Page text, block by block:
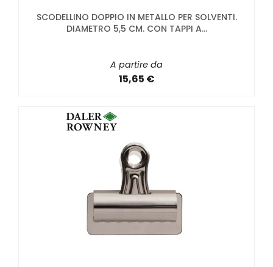
SCODELLINO DOPPIO IN METALLO PER SOLVENTI.
DIAMETRO 5,5 CM. CON TAPPI A...
A partire da
15,65 €